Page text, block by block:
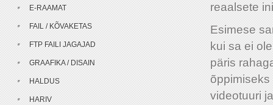
reaalsete
Esimese
kui sa ei
päris
videotuuri
E-RAAMAT
FAIL / KÕVAKETAS
FTP FAILI JAGAJAD
GRAAFIKA / DISAIN
HALDUS
HARIV